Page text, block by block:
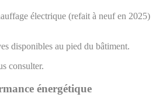
électrique (refait à neuf en 2025)
disponibles au pied du bâtiment.
consulter.
énergétique